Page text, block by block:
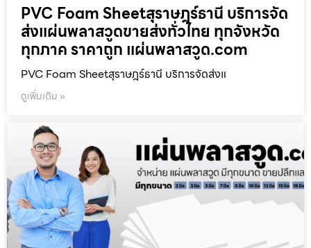
PVC Foam Sheetสุราษฎร์ธานี บริการจัด
ส่งแผ่นพลาสวูดขายส่งทั่วไทย ทุกจังหวัด
ทุกภาค ราคาถูก แผ่นพลาสวูด.com
PVC Foam Sheetสุราษฎร์ธานี บริการจัดส่งแ
ดูเพิ่มเติม »